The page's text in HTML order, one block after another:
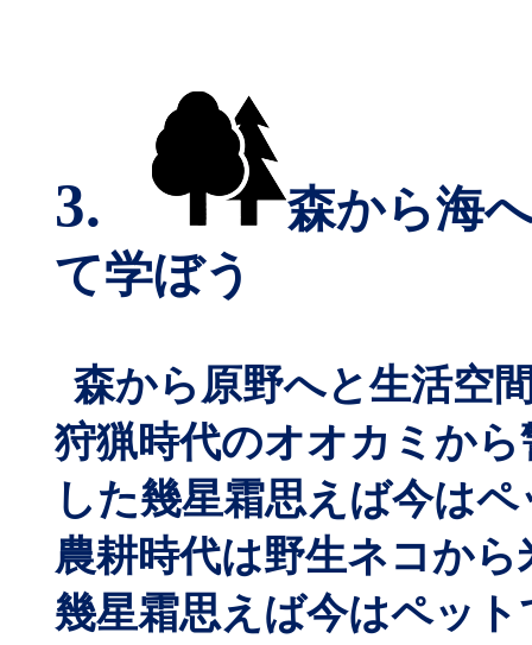
3.
森から海
て学ぼう
森から原野へと生活空
狩猟時代のオオカミか
した幾星霜思えば今は
農耕時代は野生ネコか
幾星霜思えば今はペット